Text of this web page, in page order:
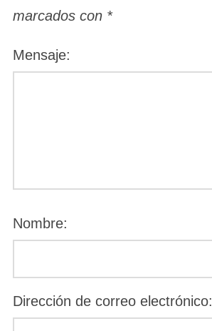
marcados con *
Mensaje:
Nombre:
Dirección de correo electrónico: